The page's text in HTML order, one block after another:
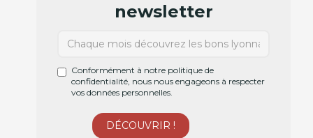
newsletter
Conformément à notre politique de
confidentialité, nous nous engageons à respecter
vos données personnelles.